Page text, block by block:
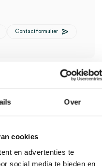
Over
cookies
en advertenties te
social media te bieden en
Contactformulier